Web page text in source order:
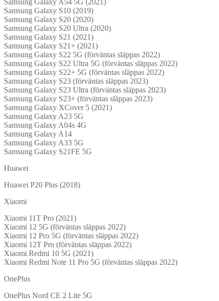
Samsung Galaxy S10 (2019)
Samsung Galaxy S20 (2020)
Samsung Galaxy S20 Ultra (2020)
Samsung Galaxy S21 (2021)
Samsung Galaxy S21+ (2021)
Samsung Galaxy S22 5G (förväntas släppas 2022)
Samsung Galaxy S22 Ultra 5G (förväntas släppas 2022)
Samsung Galaxy S22+ 5G (förväntas släppas 2022)
Samsung Galaxy S23 (förväntas släppas 2023)
Samsung Galaxy S23 Ultra (förväntas släppas 2023)
Samsung Galaxy S23+ (förväntas släppas 2023)
Samsung Galaxy XCover 5 (2021)
Samsung Galaxy A23 5G
Samsung Galaxy A04s 4G
Samsung Galaxy A14
Samsung Galaxy A33 5G
Samsung Galaxy S21FE 5G
Huawei
Huawei P20 Plus (2018)
Xiaomi
Xiaomi 11T Pro (2021)
Xiaomi 12 5G (förväntas släppas 2022)
Xiaomi 12 Pro 5G (förväntas släppas 2022)
Xiaomi 12T Pro (förväntas släppas 2022)
Xiaomi Redmi 10 5G (2021)
Xiaomi Redmi Note 11 Pro 5G (förväntas släppas 2022)
OnePlus
OnePlus Nord CE 2 Lite 5G